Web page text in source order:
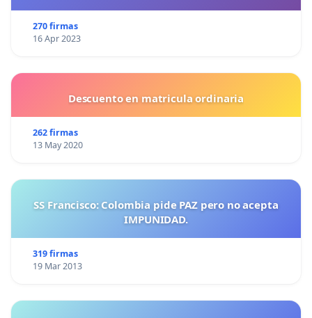
270 firmas
16 Apr 2023
Descuento en matricula ordinaria
262 firmas
13 May 2020
SS Francisco: Colombia pide PAZ pero no acepta
IMPUNIDAD.
319 firmas
19 Mar 2013